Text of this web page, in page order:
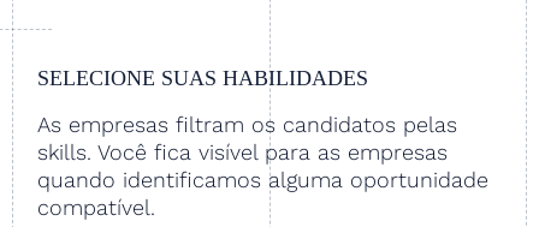
SELECIONE SUAS HABILIDADES
As empresas filtram os candidatos pelas
skills. Você fica visível para as empresas
quando identificamos alguma oportunidade
compatível.